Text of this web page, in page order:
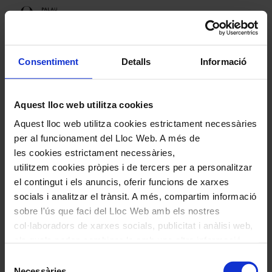
Consentiment Detalls Informació
Aquest lloc web utilitza cookies
Aquest lloc web utilitza cookies estrictament necessàries
per al funcionament del Lloc Web. A més de
les cookies estrictament necessàries,
utilitzem cookies pròpies i de tercers per a personalitzar
el contingut i els anuncis, oferir funcions de xarxes
socials i analitzar el trànsit. A més, compartim informació
sobre l'ús que faci del Lloc Web amb els nostres
col·laboradors de xarxes socials, publicitat i anàlisi web,
de l'ús que hagi fet dels seus serveis. En el quadre
Programació
Propers espectacles
Festival Masimas25
Festival Masimas25